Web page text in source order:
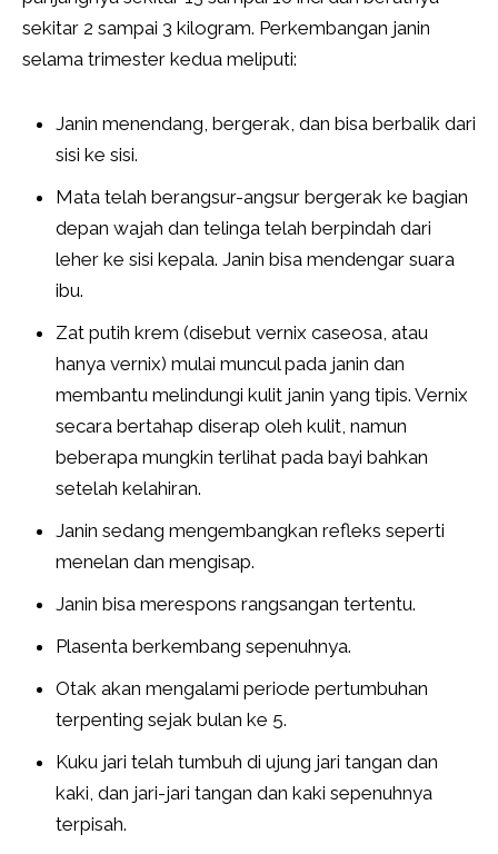
sekitar 2 sampai 3 kilogram. Perkembangan janin
selama trimester kedua meliputi:
Janin menendang, bergerak, dan bisa berbalik dari
sisi ke sisi.
Mata telah berangsur-angsur bergerak ke bagian
depan wajah dan telinga telah berpindah dari
leher ke sisi kepala. Janin bisa mendengar suara
ibu.
Zat putih krem ​​(disebut vernix caseosa, atau
hanya vernix) mulai muncul pada janin dan
membantu melindungi kulit janin yang tipis. Vernix
secara bertahap diserap oleh kulit, namun
beberapa mungkin terlihat pada bayi bahkan
setelah kelahiran.
Janin sedang mengembangkan refleks seperti
menelan dan mengisap.
Janin bisa merespons rangsangan tertentu.
Plasenta berkembang sepenuhnya.
Otak akan mengalami periode pertumbuhan
terpenting sejak bulan ke 5.
Kuku jari telah tumbuh di ujung jari tangan dan
kaki, dan jari-jari tangan dan kaki sepenuhnya
terpisah.